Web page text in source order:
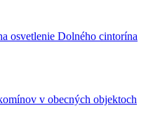
osvetlenie Dolného cintorína
v obecných objektoch